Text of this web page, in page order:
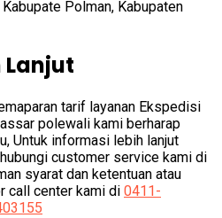
Polman, Kabupaten
Lanjut
tarif layanan Ekspedisi
polewali kami berharap
Untuk informasi lebih lanjut
customer service kami di
syarat dan ketentuan atau
call center kami di 0411-